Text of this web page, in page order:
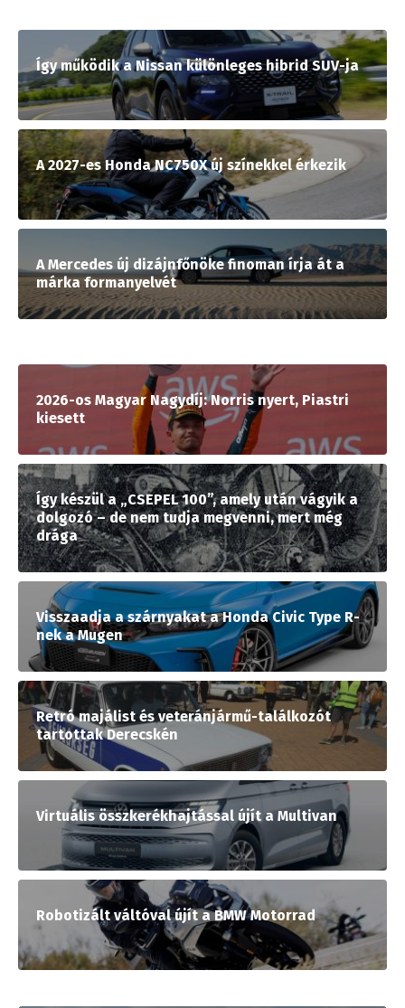
Így működik a Nissan különleges hibrid SUV-ja
A 2027-es Honda NC750X új színekkel érkezik
A Mercedes új dizájnfőnöke finoman írja át a
márka formanyelvét
2026-os Magyar Nagydíj: Norris nyert, Piastri
kiesett
Így készül a „CSEPEL 100”, amely után vágyik a
dolgozó – de nem tudja megvenni, mert még
drága
Visszaadja a szárnyakat a Honda Civic Type R-
nek a Mugen
Retró majálist és veteránjármű-találkozót
tartottak Derecskén
Virtuális összkerékhajtással újít a Multivan
Robotizált váltóval újít a BMW Motorrad